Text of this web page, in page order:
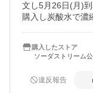
文し5月26日(月)
購入し炭酸水で濃
トリーム クイッ
(新規購入用)」を
ット(新規購入用)
購入したストア
ソーダストリーム
違反報告